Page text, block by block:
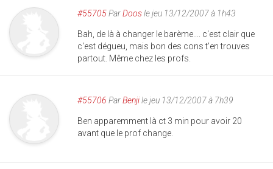
#55705ParDoosle jeu 13/12/2007 à 1h43
Bah, de là à changer le barème.... c'est clair que
c'est dégueu, mais bon des cons t'en trouves
partout. Même chez les profs.
#55706 ParBenjile jeu 13/12/2007 à 7h39
Ben apparemment là ct 3 min pour avoir 20
avant que le prof change.